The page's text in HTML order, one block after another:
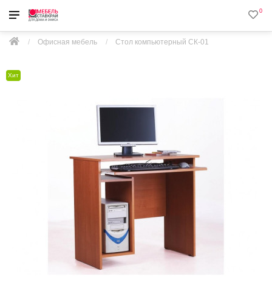
0
Офисная мебель Стол компьютерный СК-01
Хит